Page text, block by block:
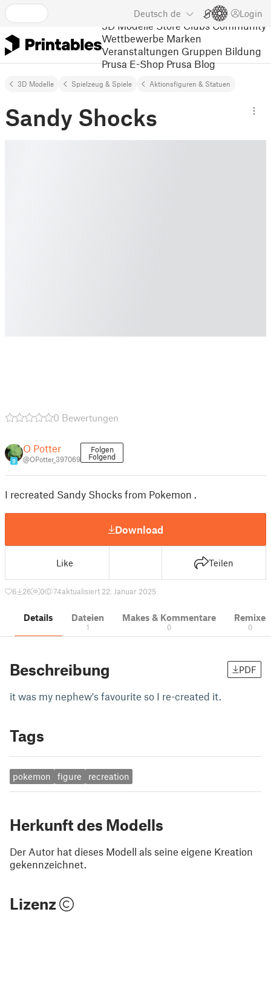
Deutsch de Login
3D Modelle Store Clubs Community
Wettbewerbe Marken
Veranstaltungen Gruppen Bildung
Prusa E-Shop Prusa Blog
3D Modelle Spielzeug & Spiele Aktionsfiguren & Statuen
Sandy Shocks
0 Bewertungen
9
O Potter
@OPotter_397069
Folgen
Folgend
I recreated Sandy Shocks from Pokemon .
Download
Like Teilen
6 26 0 74aktualisiert 22. Januar 2025
Details Dateien
1
Makes & Kommentare
0
Remixe
0
Beschreibung PDF
it was my nephew's favourite so I re-created it.
Tags
pokemon figure recreation
Herkunft des Modells
Der Autor hat dieses Modell als seine eigene Kreation
gekennzeichnet.
Lizenz